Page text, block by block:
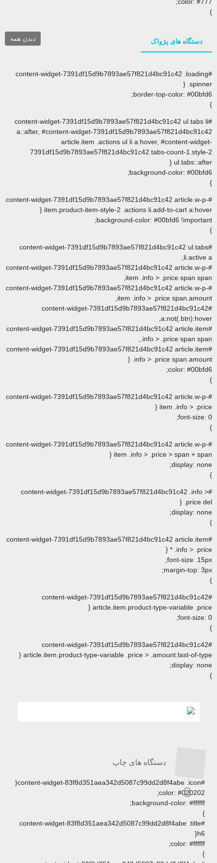
#content-widget-
border-
#content-widget-
a::after, #content-widget-
article.item .actions ul li
#content-widget-
item.product-item-style-2 .actions
background-color:
#content-widget-
#content-widget-
item .info
#content-widget-
item .info >
#content-widget-
#content-widget-
.info
#content-widget-
.info >
#content-widget-
#content-widget-
item .info >
#content-widget-
#content-widget-
#content-widget-
article.item.product-
#content-widget-
article.item.product-type-variable .price >
#content-widget-